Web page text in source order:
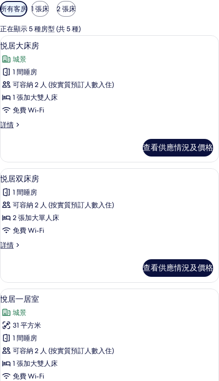
可
用
嘅
客
房
篩
選
條
所有客房 1 張床 2 張床
正在顯示 5 種房型 (共 5 種)
載
入
所
有
悦
居
床
的
相
片
悦居大床房 | 迷你吧贈品、房內夾萬
5
悦居大床房
城景
1 間睡房
可容納 2 人 (按實質預訂人數入住)
1 張加大雙人床
免費 Wi-Fi
詳情
悦
房
詳
情
查看供應情況及價格
載
入
所
有
悦
双
房
的
相
片
悦居双床房 | 迷你吧贈品、房內夾萬
5
悦居双床房
1 間睡房
可容納 2 人 (按實質預訂人數入住)
2 張加大單人床
免費 Wi-Fi
詳情
悦
房
詳
情
查看供應情況及價格
載
入
所
有
悅
居
一
悅居一居室 | 迷你吧贈品、房內夾萬
5
悅居一居室
城景
31 平方米
1 間睡房
可容納 2 人 (按實質預訂人數入住)
1 張加大雙人床
免費 Wi-Fi